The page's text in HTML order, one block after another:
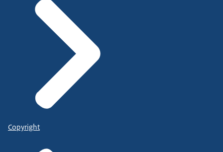
Copyright